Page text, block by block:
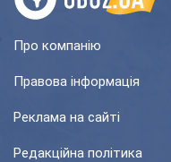
Про компанію
Правова інформація
Реклама на сайті
Редакційна політика